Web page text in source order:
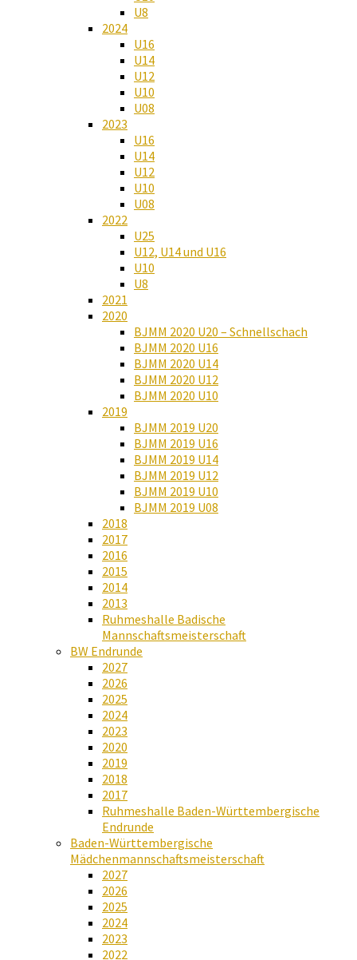
U8
2024
U16
U14
U12
U10
U08
2023
U16
U14
U12
U10
U08
2022
U25
U12, U14 und U16
U10
U8
2021
2020
BJMM 2020 U20 – Schnellschach
BJMM 2020 U16
BJMM 2020 U14
BJMM 2020 U12
BJMM 2020 U10
2019
BJMM 2019 U20
BJMM 2019 U16
BJMM 2019 U14
BJMM 2019 U12
BJMM 2019 U10
BJMM 2019 U08
2018
2017
2016
2015
2014
2013
Ruhmeshalle Badische
Mannschaftsmeisterschaft
BW Endrunde
2027
2026
2025
2024
2023
2020
2019
2018
2017
Ruhmeshalle Baden-Württembergische
Endrunde
Baden-Württembergische
Mädchenmannschaftsmeisterschaft
2027
2026
2025
2024
2023
2022